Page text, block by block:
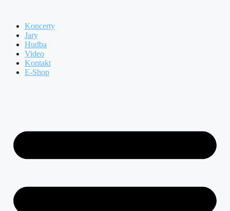
obsah
Koncerty
Jary
Hudba
Video
Kontakt
E-Shop